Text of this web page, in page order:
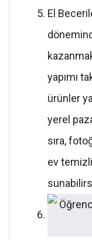
El
yapımı
ürünler
yerel
sıra,
ev